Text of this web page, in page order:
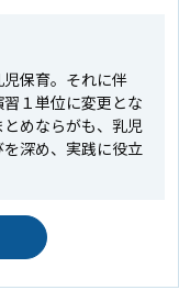
保育。それに伴
１単位に変更とな
めならがも、乳児
深め、実践に役立